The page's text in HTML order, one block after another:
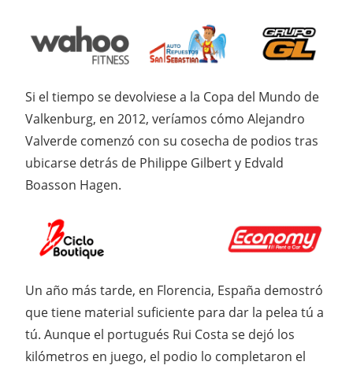
Si el tiempo se devolviese a la Copa del Mundo de
Valkenburg, en 2012, veríamos cómo Alejandro
Valverde comenzó con su cosecha de podios tras
ubicarse detrás de Philippe Gilbert y Edvald
Boasson Hagen.
Un año más tarde, en Florencia, España demostró
que tiene material suficiente para dar la pelea tú a
tú. Aunque el portugués Rui Costa se dejó los
kilómetros en juego, el podio lo completaron el